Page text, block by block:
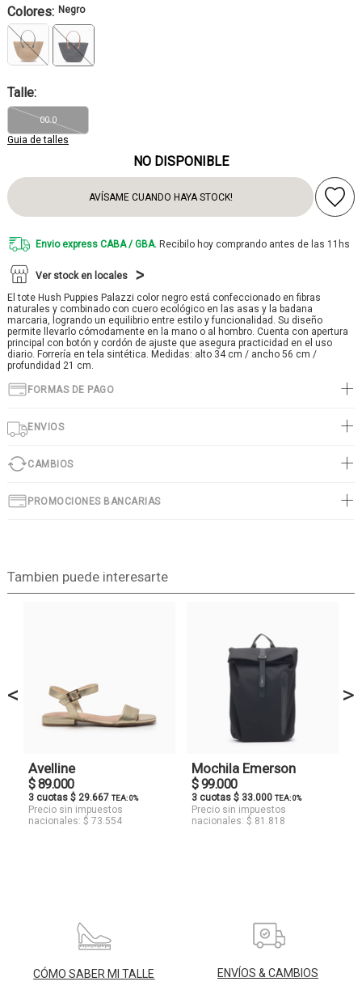
Colores: Negro
Talle:
Guia de talles
00.0
NO DISPONIBLE
AVÍSAME CUANDO HAYA STOCK!
Envio express CABA / GBA. Recibilo hoy comprando antes de las 11hs
Ver stock en locales
El tote Hush Puppies Palazzi color negro está confeccionado en fibras
naturales y combinado con cuero ecológico en las asas y la badana
marcaria, logrando un equilibrio entre estilo y funcionalidad. Su diseño
permite llevarlo cómodamente en la mano o al hombro. Cuenta con apertura
principal con botón y cordón de ajuste que asegura practicidad en el uso
diario. Forrería en tela sintética. Medidas: alto 34 cm / ancho 56 cm /
profundidad 21 cm.
FORMAS DE PAGO
ENVIOS
CAMBIOS
PROMOCIONES BANCARIAS
Tambien puede interesarte
<
Avelline
$ 89.000
3 cuotas $ 29.667 TEA: 0%
Precio sin impuestos
nacionales: $ 73.554
Mochila Emerson
$ 99.000
3 cuotas $ 33.000 TEA: 0%
Precio sin impuestos
nacionales: $ 81.818
>
CÓMO SABER MI TALLE ENVÍOS & CAMBIOS